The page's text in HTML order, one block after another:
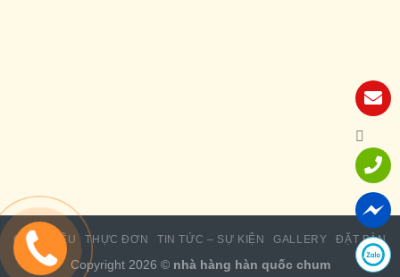
GIỚI THIỆU THỰC ĐƠN TIN TỨC – SỰ KIỆN GALLERY ĐẶT BÀN
Copyright 2026 © nhà hàng hàn quốc chum